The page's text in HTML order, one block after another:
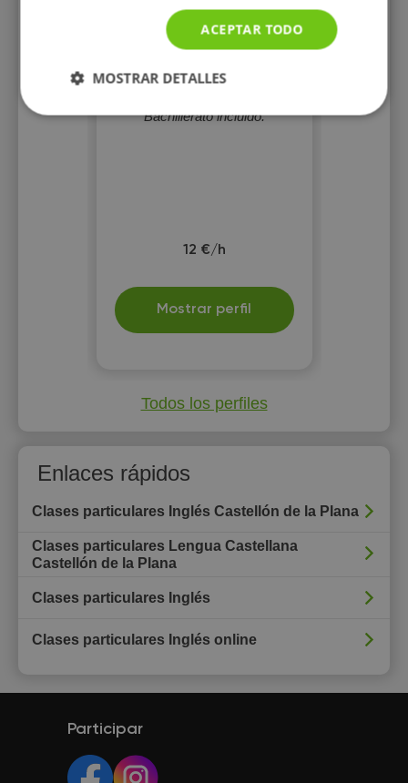
Mireia López
(Valenciano) e Inglés para
Bachillerato incluido.
12 €/h
Mostrar perfil
Todos los perfiles
Enlaces rápidos
Clases particulares Inglés Castellón de la Plana
Clases particulares Lengua Castellana
Castellón de la Plana
Clases particulares Inglés
Clases particulares Inglés online
Participar
ACEPTAR TODO
MOSTRAR DETALLES